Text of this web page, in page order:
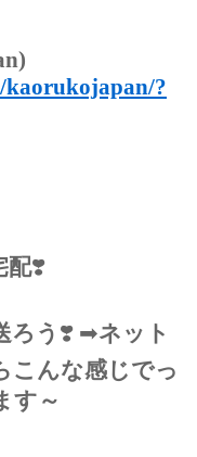
kaorukojapan/?
配❣️
ろう ❣️ ➡︎ネット
こんな感じでっ
す～